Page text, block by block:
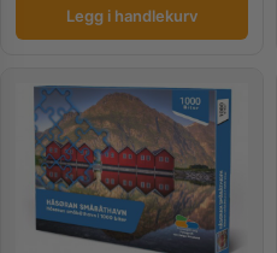
Legg i handlekurv